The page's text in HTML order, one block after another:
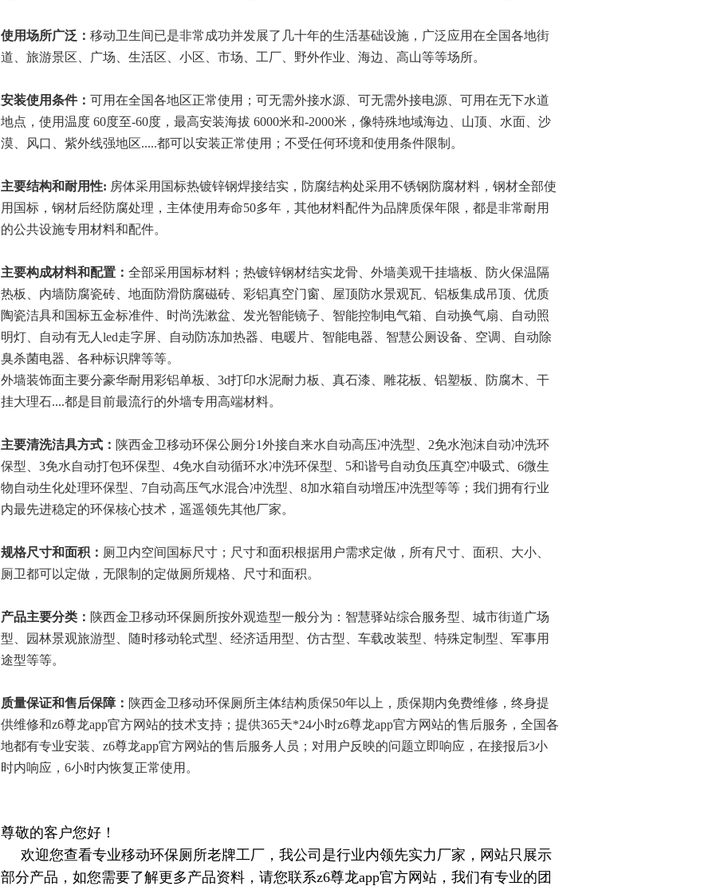
使用场所广泛： 移动卫生间已是非常成功并发展了几十年的生活基础设施，广泛应用在全国各地街
道、旅游景区、广场、生活区、小区、市场、工厂、野外作业、海边、高山等等场所。
安装使用条件： 可用在全国各地区正常使用；可无需外接水源、可无需外接电源、可用在无下水道
地点，使用温度 60度至-60度，最高安装海拔 6000米和-2000米，像特殊地域海边、山顶、水面、沙
漠、风口、紫外线强地区.....都可以安装正常使用；不受任何环境和使用条件限制。
主要结构和耐用性: 房体采用国标热镀锌钢焊接结实，防腐结构处采用不锈钢防腐材料，钢材全部使
用国标，钢材后经防腐处理，主体使用寿命50多年，其他材料配件为品牌质保年限，都是非常耐用
的公共设施专用材料和配件。
主要构成材料和配置： 全部采用国标材料；热镀锌钢材结实龙骨、外墙美观干挂墙板、防火保温隔
热板、内墙防腐瓷砖、地面防滑防腐磁砖、彩铝真空门窗、屋顶防水景观瓦、铝板集成吊顶、优质
陶瓷洁具和国标五金标准件、时尚洗漱盆、发光智能镜子、 智能控制电气箱、自动换气扇、自动照
明灯、自动有无人 led走字屏、自动防冻加热器、电暖片、智能电器、智慧公厕设备、空调、自动除
臭杀菌电器、各种标识牌等等。
外墙装饰面主要分豪华耐用彩铝单板、 3d打印水泥耐力板、真石漆、雕花板、铝塑板、防腐木、干
挂大理石....都是目前最流行的外墙专用高端材料。
主要清洗洁具方式： 陕西金卫移动环保公厕分1外接自来水自动高压冲洗型、2免水泡沫自动冲洗环
保型、3免水自动打包环保型、4免水自动循环水冲洗环保型、5和谐号自动负压真空冲吸式、6微生
物自动生化处理环保型、7自动高压气水混合冲洗型、8加水箱自动增压冲洗型等等；我们拥有行业
内最先进稳定的环保核心技术，遥遥领先其他厂家。
规格尺寸和面积 ： 厕卫内空间国标尺寸；尺寸和面积根据用户需求定做，所有尺寸、面积、大小、
厕卫都可以定做，无限制的定做厕所规格、尺寸和面积。
产品主要分类 ： 陕西金卫移动环保厕所按外观造型一般分为：智慧驿站综合服务型、城市街道广场
型、园林景观旅游型、随时移动轮式型、经济适用型、仿古型、车载改装型、特殊定制型、军事用
途型等等。
质量保证和售后保障： 陕西金卫移动环保厕所主体结构质保50年以上 ，质保期内免费维修，终身提
供维修和z6尊龙app官方网站的技术支持；提供365天*24小时z6尊龙app官方网站的售后服务， 全国各
地都有专业安装、z6尊龙app官方网站的售后服务人员；对用户反映的问题立即响应，在接报后3小
时内响应，6小时内恢复正常使用。
尊敬的客户您好！
欢迎您查看专业移动环保厕所老牌工厂，我公司是行业内领先实力厂家，网站只展示
部分产品，如您需要了解更多产品资料，请您联系z6尊龙app官方网站，我们有专业的团